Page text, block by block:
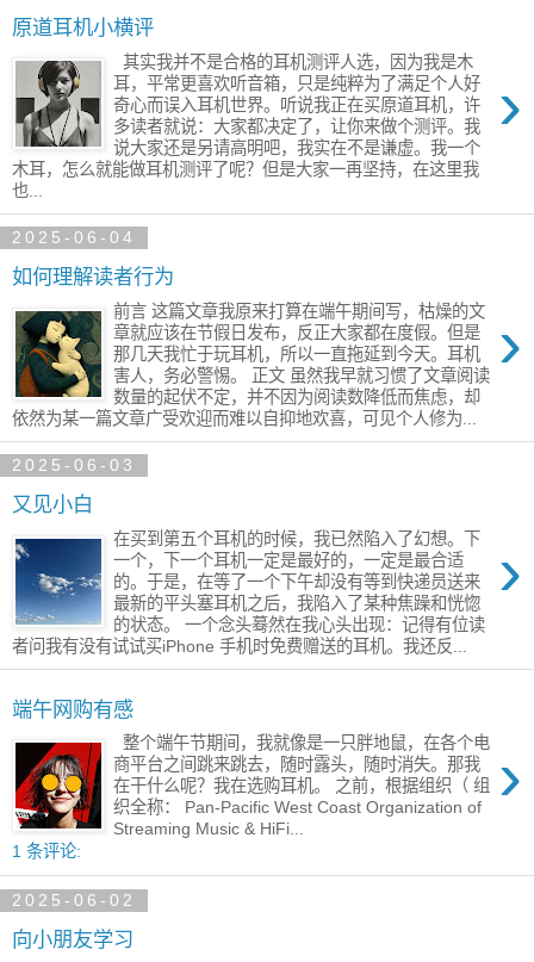
原道耳机小横评
›
其实我并不是合格的耳机测评人选，因为我是木
耳，平常更喜欢听音箱，只是纯粹为了满足个人好
奇心而误入耳机世界。听说我正在买原道耳机，许
多读者就说：大家都决定了，让你来做个测评。我
说大家还是另请高明吧，我实在不是谦虚。我一个
木耳，怎么就能做耳机测评了呢？但是大家一再坚持，在这里我
也...
2025-06-04
如何理解读者行为
›
前言 这篇文章我原来打算在端午期间写，枯燥的文
章就应该在节假日发布，反正大家都在度假。但是
那几天我忙于玩耳机，所以一直拖延到今天。耳机
害人，务必警惕。 正文 虽然我早就习惯了文章阅读
数量的起伏不定，并不因为阅读数降低而焦虑，却
依然为某一篇文章广受欢迎而难以自抑地欢喜，可见个人修为...
2025-06-03
又见小白
›
在买到第五个耳机的时候，我已然陷入了幻想。下
一个，下一个耳机一定是最好的，一定是最合适
的。于是，在等了一个下午却没有等到快递员送来
最新的平头塞耳机之后，我陷入了某种焦躁和恍惚
的状态。 一个念头蓦然在我心头出现：记得有位读
者问我有没有试试买iPhone 手机时免费赠送的耳机。我还反...
端午网购有感
›
整个端午节期间，我就像是一只胖地鼠，在各个电
商平台之间跳来跳去，随时露头，随时消失。那我
在干什么呢？我在选购耳机。 之前，根据组织（ 组
织全称： Pan-Pacific West Coast Organization of
Streaming Music & HiFi...
1 条评论:
2025-06-02
向小朋友学习